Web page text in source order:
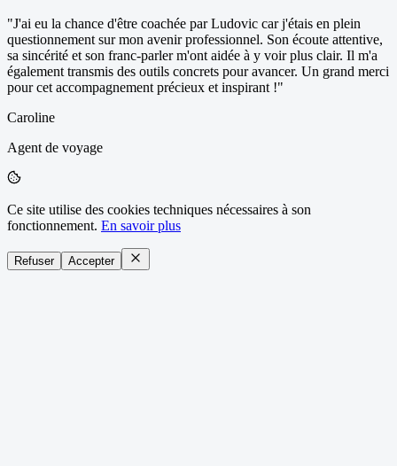
"J'ai eu la chance d'être coachée par Ludovic car j'étais en plein
questionnement sur mon avenir professionnel. Son écoute attentive,
sa sincérité et son franc-parler m'ont aidée à y voir plus clair. Il m'a
également transmis des outils concrets pour avancer. Un grand merci
pour cet accompagnement précieux et inspirant !"
Caroline
Agent de voyage
Ce site utilise des cookies techniques nécessaires à son
fonctionnement. En savoir plus
Refuser Accepter